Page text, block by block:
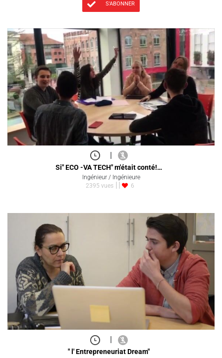
S'ABONNER
|
Si" ECO -VA TECH" m'était conté!…
Ingénieur / Ingénieure
2395 vues
6
|
" l' Entrepreneuriat Dream"